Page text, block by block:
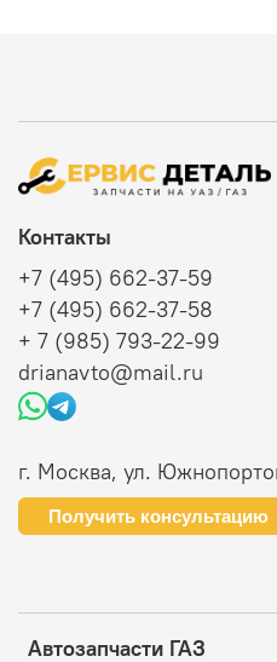
Автозапчасти ГАЗ
Контакты
+7 (495) 662-37-59
+7 (495) 662-37-58
+ 7 (985) 793-22-99
drianavto@mail.ru
г. Москва, ул.
Получить консультацию